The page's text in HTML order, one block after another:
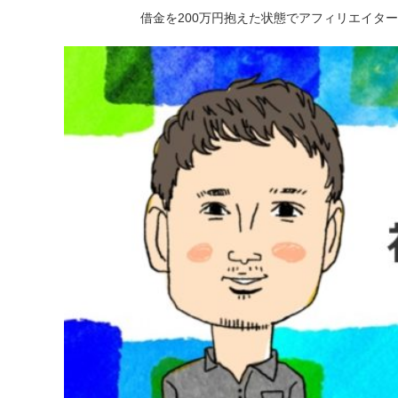
借金を200万円抱えた状態でアフィリエイタ